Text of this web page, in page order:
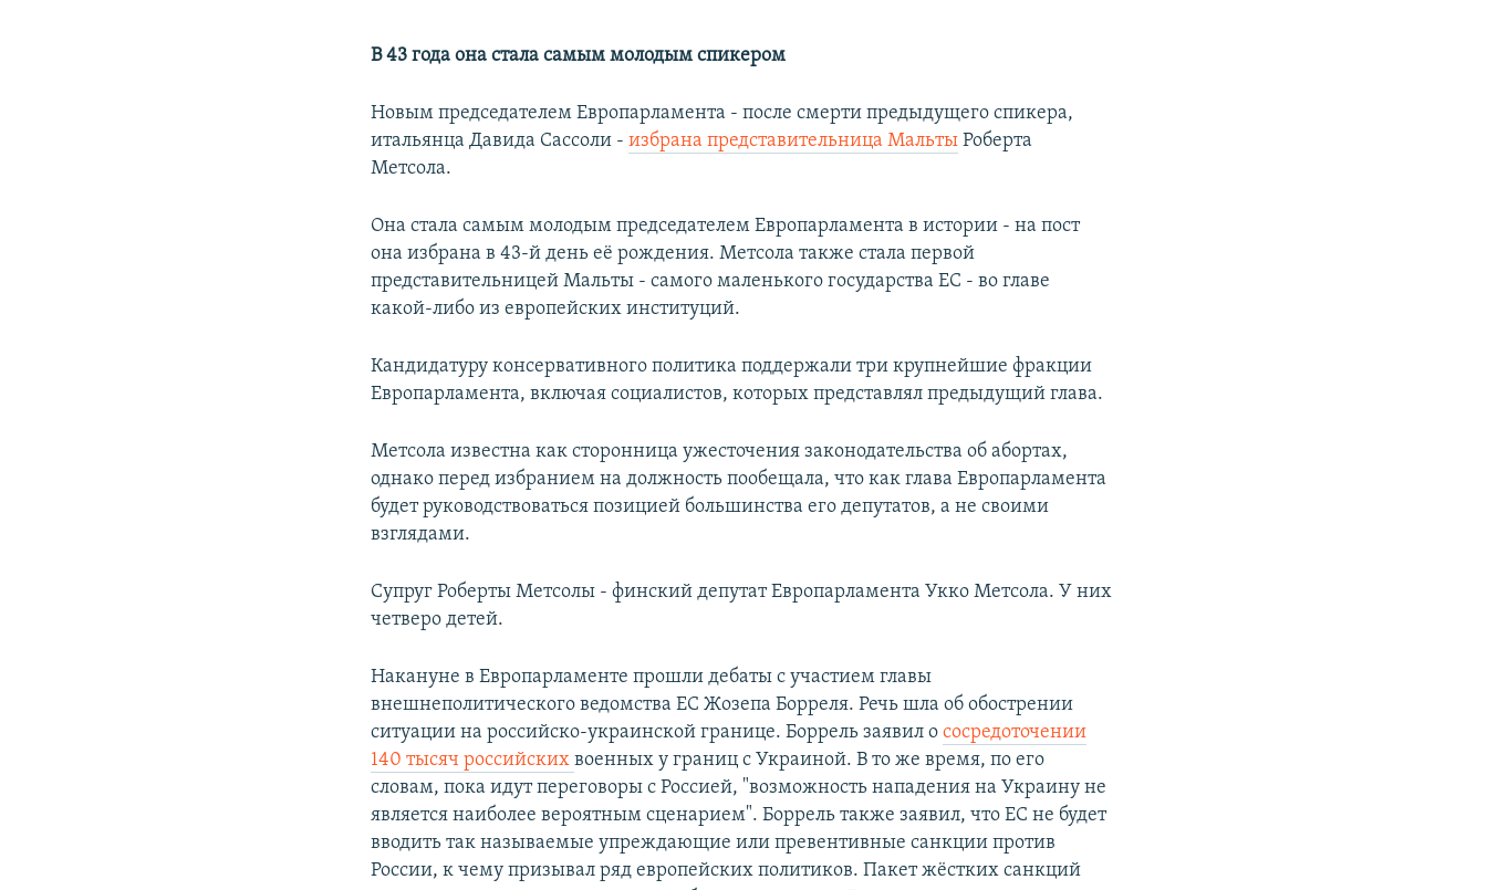
В 43 года она стала самым молодым спикером
Новым председателем Европарламента - после смерти предыдущего спикера,
итальянца Давида Сассоли -избрана представительница Мальты Роберта
Метсола.
Она стала самым молодым председателем Европарламента в истории - на пост
она избрана в 43-й день её рождения. Метсола также стала первой
представительницей Мальты - самого маленького государства ЕС - во главе
какой-либо из европейских институций.
Кандидатуру консервативного политика поддержали три крупнейшие фракции
Европарламента, включая социалистов, которых представлял предыдущий глава.
Метсола известна как сторонница ужесточения законодательства об абортах,
однако перед избранием на должность пообещала, что как глава Европарламента
будет руководствоваться позицией большинства его депутатов, а не своими
взглядами.
Супруг Роберты Метсолы - финский депутат Европарламента Укко Метсола. У них
четверо детей.
Накануне в Европарламенте прошли дебаты с участием главы
внешнеполитического ведомства ЕС Жозепа Борреля. Речь шла об обострении
ситуации на российско-украинской границе. Боррель заявил ососредоточении
140 тысяч российскихвоенных у границ с Украиной. В то же время, по его
словам, пока идут переговоры с Россией, "возможность нападения на Украину не
является наиболее вероятным сценарием". Боррель также заявил, что ЕС не будет
вводить так называемые упреждающие или превентивные санкции против
России, к чему призывал ряд европейских политиков. Пакет жёстких санкций